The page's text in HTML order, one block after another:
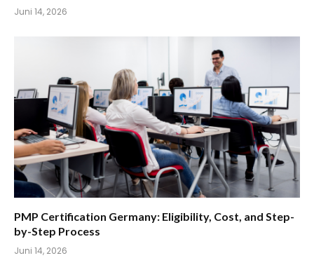
Juni 14, 2026
PMP Certification Germany: Eligibility, Cost, and Step-
by-Step Process
Juni 14, 2026